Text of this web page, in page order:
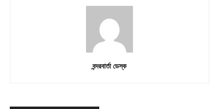
বন্দরবার্তা ডেস্ক